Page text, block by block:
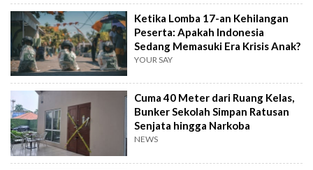
Ketika Lomba 17-an Kehilangan
Peserta: Apakah Indonesia
Sedang Memasuki Era Krisis Anak?
YOUR SAY
Cuma 40 Meter dari Ruang Kelas,
Bunker Sekolah Simpan Ratusan
Senjata hingga Narkoba
NEWS